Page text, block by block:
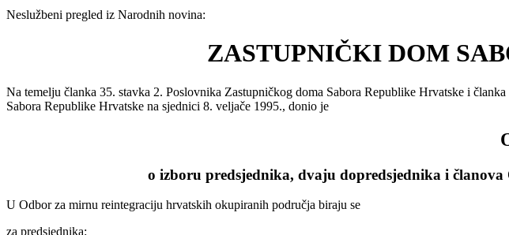
Neslužbeni pregled iz Narodnih novina:
ZASTUPNIČKI DOM
Na temelju članka 35. stavka 2. Poslovnika Zastupničkog doma Sabora Republike Hrvatske i
Sabora Republike Hrvatske na sjednici 8. veljače 1995., donio je
o izboru predsjednika, dvaju dopredsjednika i
U Odbor za mirnu reintegraciju hrvatskih okupiranih područja biraju se
za predsjednika: